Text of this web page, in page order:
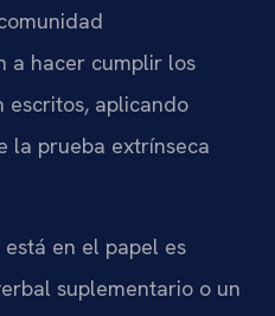
a hacer cumplir los
escritos, aplicando
la prueba extrínseca
en el papel es
suplementario o un